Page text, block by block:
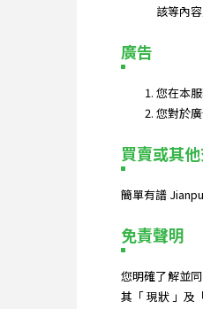
該等內
廣告
您在本
您對於
買賣或其
簡單有譜
免責聲明
您明確了解並
其「 現狀 」及